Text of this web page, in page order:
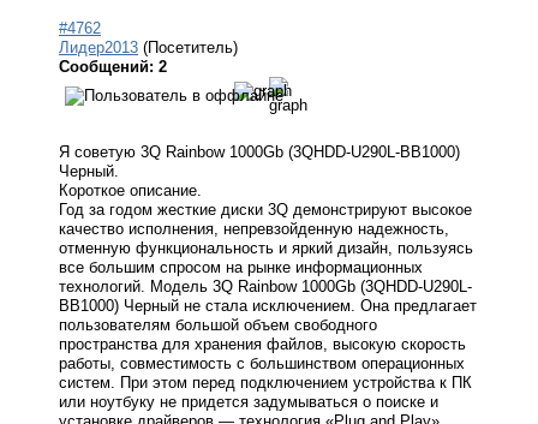
#4762
Лидер2013 (Посетитель)
Сообщений: 2
Я советую 3Q Rainbow 1000Gb (3QHDD-U290L-BB1000)
Черный.
Короткое описание.
Год за годом жесткие диски 3Q демонстрируют высокое
качество исполнения, непревзойденную надежность,
отменную функциональность и яркий дизайн, пользуясь
все большим спросом на рынке информационных
технологий. Модель 3Q Rainbow 1000Gb (3QHDD-U290L-
BB1000) Черный не стала исключением. Она предлагает
пользователям большой объем свободного
пространства для хранения файлов, высокую скорость
работы, совместимость с большинством операционных
систем. При этом перед подключением устройства к ПК
или ноутбуку не придется задумываться о поиске и